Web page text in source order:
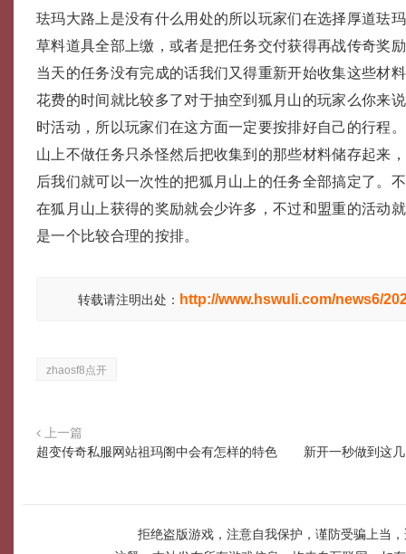
珐玛大路上是没有什么用处的所以玩家们在选择厚道珐
草料道具全部上缴，或者是把任务交付获得再战传奇奖
当天的任务没有完成的话我们又得重新开始收集这些材
花费的时间就比较多了对于抽空到狐月山的玩家么你来
时活动，所以玩家们在这方面一定要按排好自己的行程
山上不做任务只杀怪然后把收集到的那些材料储存起来
后我们就可以一次性的把狐月山上的任务全部搞定了。
在狐月山上获得的奖励就会少许多，不过和盟重的活动
是一个比较合理的按排。
转载请注明出处： http://www.hswuli.com/news6/
zhaosf8点开
上一篇
超变传奇私服网站祖玛阁中会有怎样的特色
新开一秒做到这
拒绝盗版游戏，注意自我保护，谨防受骗上当